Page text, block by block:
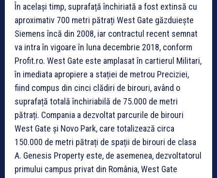
În același timp, suprafață închiriată a fost extinsă cu
aproximativ 700 metri pătrați West Gate găzduiește
Siemens încă din 2008, iar contractul recent semnat
va intra în vigoare în luna decembrie 2018, conform
Profit.ro. West Gate este amplasat în cartierul Militari,
în imediata apropiere a stației de metrou Preciziei,
fiind compus din cinci clădiri de birouri, având o
suprafață totală închiriabilă de 75.000 de metri
pătrați. Compania a dezvoltat parcurile de birouri
West Gate și Novo Park, care totalizează circa
150.000 de metri pătrați de spații de birouri de clasa
A. Genesis Property este, de asemenea, dezvoltatorul
primului campus privat din România, West Gate